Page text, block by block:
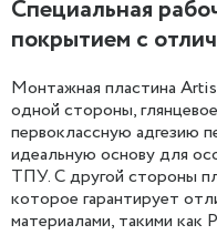
Специальная
покрытием с
Монтажная пластина
одной стороны,
первоклассную адгезию
идеальную основу для
ТПУ. С другой стороны
которое гарантирует
материалами, такими как